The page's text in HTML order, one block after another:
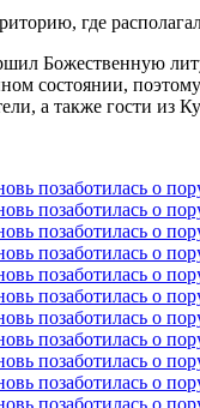
где
Божественную
состоянии,
а также гости из